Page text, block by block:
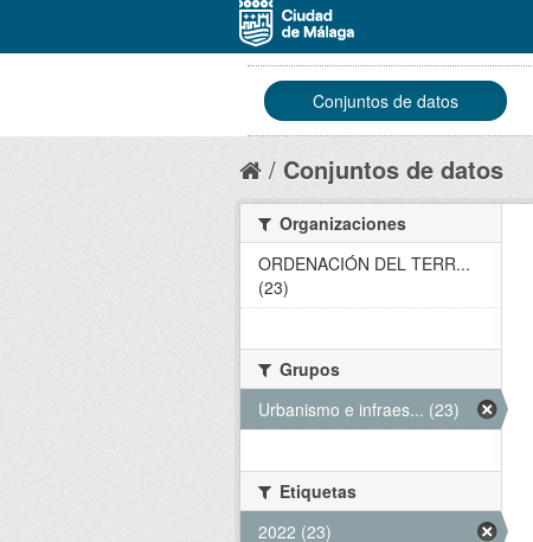
Conjuntos de datos
Conjuntos de datos
Organizaciones
ORDENACIÓN DEL TERR...
(23)
Grupos
Urbanismo e infraes... (23)
Etiquetas
2022 (23)